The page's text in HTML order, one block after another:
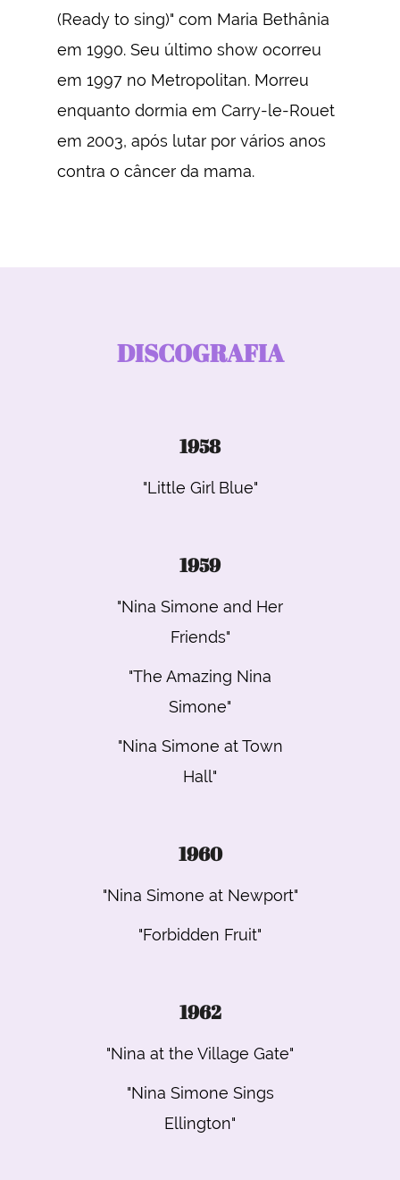
(Ready to sing)" com Maria Bethânia
em 1990. Seu último show ocorreu
em 1997 no Metropolitan. Morreu
enquanto dormia em Carry-le-Rouet
em 2003, após lutar por vários anos
contra o câncer da mama.
DISCOGRAFIA
1958
"Little Girl Blue"
1959
"Nina Simone and Her
Friends"
"The Amazing Nina
Simone"
"Nina Simone at Town
Hall"
1960
"Nina Simone at Newport"
"Forbidden Fruit"
1962
"Nina at the Village Gate"
"Nina Simone Sings
Ellington"